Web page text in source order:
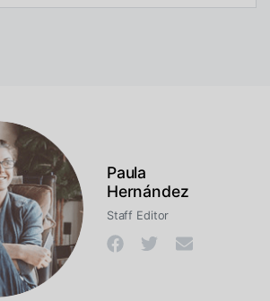
Paula
Hernández
Staff Editor